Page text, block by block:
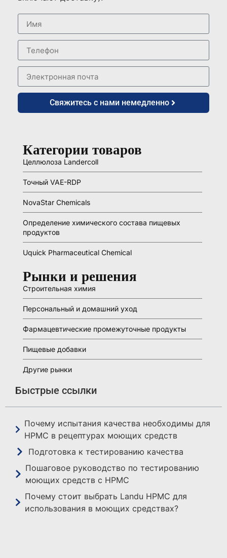
Свяжитесь с нами немедленно
Категории товаров
Целлюлоза Landercoll
Точный VAE-RDP
NovaStar Chemicals
Определение химического состава пищевых
продуктов
Uquick Pharmaceutical Chemical
Рынки и решения
Строительная химия
Персональный и домашний уход
Фармацевтические промежуточные продукты
Пищевые добавки
Другие рынки
Быстрые ссылки
Почему испытания качества необходимы для
HPMC в рецептурах моющих средств
Подготовка к тестированию качества
Пошаговое руководство по тестированию
моющих средств с HPMC
Почему стоит выбрать Landu HPMC для
использования в моющих средствах?